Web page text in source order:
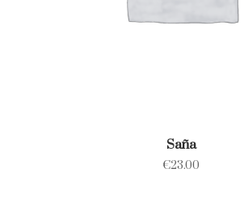
Saña
€23.00